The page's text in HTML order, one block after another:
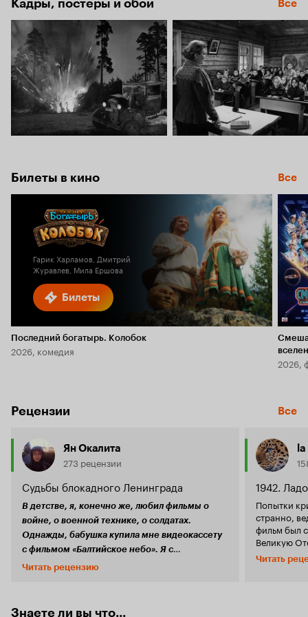
Кадры, постеры и обои Все
Билеты в кино Все
Билеты
Гарик Харламов, Дмитрий
Журавлев, Мила Ершова
Последний богатырь. Колобок
2026, комедия
2026,
Рецензии Все
Ян Окалита
273 рецензии
Судьбы блокадного Ленинграда
В детстве, я, конечно же, любил фильмы о
войне, о военной технике, о солдатах.
Однажды, бабушка купила мне видеокассету
с фильмом «Балтийское небо». Я с
удовольствием посмотрел этот фильм
Читать рецензию
1942.
Попытки
странно,
фильм был
Великую
наивным
Читать
Знаете ли вы что...